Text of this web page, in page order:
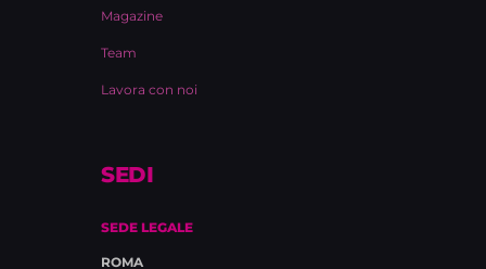
Magazine
Team
Lavora con noi
SEDI
SEDE LEGALE
ROMA